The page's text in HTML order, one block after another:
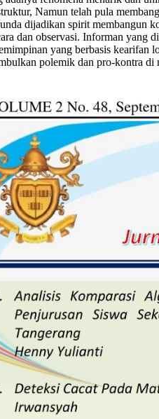
Namun telah pula
dijadikan spirit membangun
dan observasi. Informan yang
yang berbasis kearifan
polemik dan pro-kontra